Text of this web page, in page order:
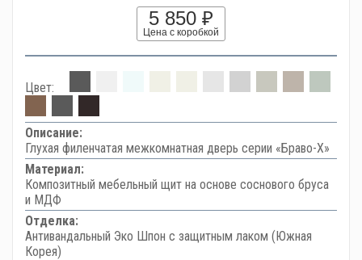
5 850 ₽
Цена с коробкой
Цвет:
Описание:
Глухая филенчатая межкомнатная дверь серии «Браво-Х»
Материал:
Композитный мебельный щит на основе соснового бруса
и МДФ
Отделка:
Антивандальный Эко Шпон с защитным лаком (Южная
Корея)